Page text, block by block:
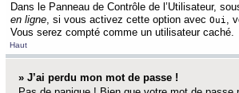
Dans le Panneau de Contrôle de l’Utilisateur,
en ligne, si vous activez cette option avec Oui ,
Vous serez compté comme un utilisateur caché.
Haut
» J’ai perdu mon mot de passe !